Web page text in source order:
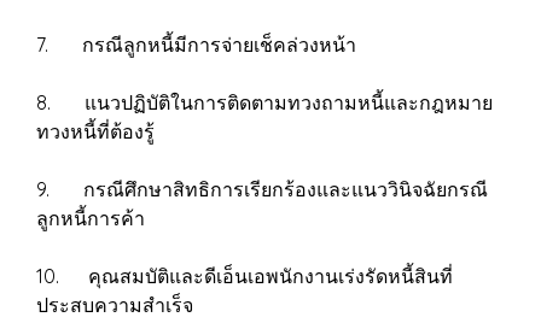
7. กรณีลูกหนี้มีการจ่ายเช็คล่วงหน้า
8. แนวปฏิบัติในการติดตามทวงถามหนี้และกฎหมาย
ทวงหนี้ที่ต้องรู้
9. กรณีศึกษาสิทธิการเรียกร้องและแนววินิจฉัยกรณี
ลูกหนี้การค้า
10. คุณสมบัติและดีเอ็นเอพนักงานเร่งรัดหนี้สินที่
ประสบความสำเร็จ